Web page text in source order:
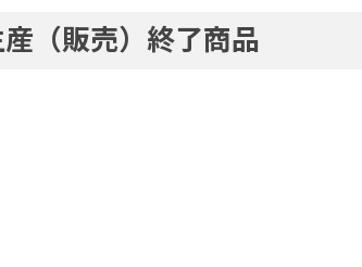
産（販売）終了商品